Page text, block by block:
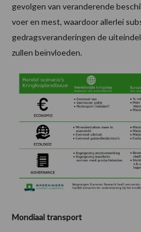
gevolgen van veranderende
voer en mest, waardoor allerlei
gedragsveranderingen de
zullen beïnvloeden.
Mondiaal transport